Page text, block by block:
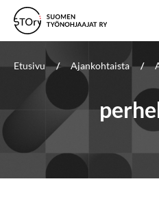
Etusivu / Ajankohtaista /